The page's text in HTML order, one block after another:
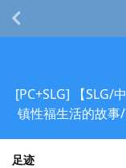
[PC+SLG] 【SLG/
镇性福生活的故
足迹